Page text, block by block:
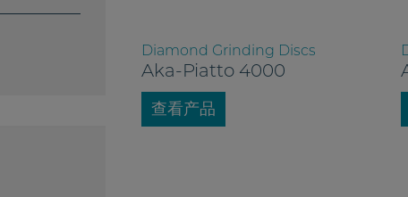
Diamond Grinding Discs
Aka-Piatto 4000
查看产品